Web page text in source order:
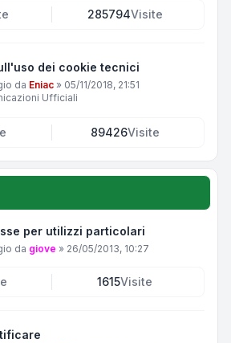
285794Visite
dei cookie tecnici
da Eniac » 05/11/2018, 21:51
Ufficiali
89426Visite
per utilizzi particolari
da giove » 26/05/2013, 10:27
1615Visite